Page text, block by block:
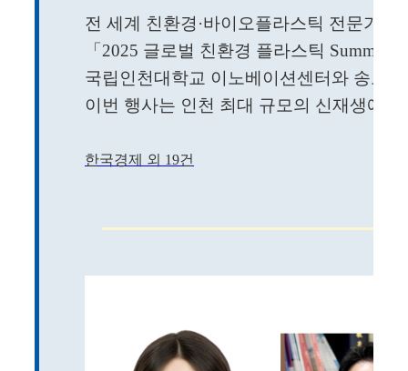
전 세계 친환경·바이오플라스틱 전문가
「2025 글로벌 친환경 플라스틱 Summit
국립인천대학교 이노베이션센터와 송도
이번 행사는 인천 최대 규모의 신재생에너
한국경제 외 19건